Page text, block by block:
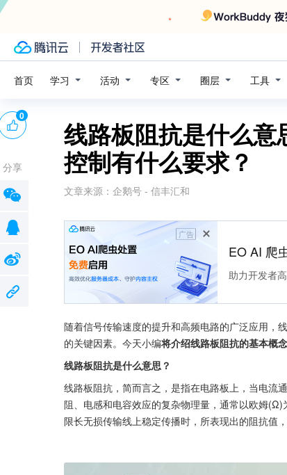
首页 学习 活动 专区 圈层 工具
线路板阻抗是什么
控制有什么要求？
文章来源： 企鹅号 - 信丰汇和
广告
EO AI 爬
助力开发者
随着信号传输速度的提升和高频电路的广泛应用，
的关键因素。今天小编将介绍线路板阻抗的基本概
线路板阻抗是什么意思？
线路板阻抗，简而言之，是指在电路板上，当电流
阻、电感和电容效应的复杂物理量，通常以欧姆
限长无损传输线上稳定传播时，所表现出的阻抗值
0
分享